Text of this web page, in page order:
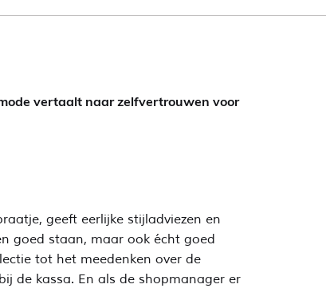
vertaalt naar zelfvertrouwen voor
geeft eerlijke stijladviezen en
goed staan, maar ook écht goed
tot het meedenken over de
de kassa. En als de shopmanager er